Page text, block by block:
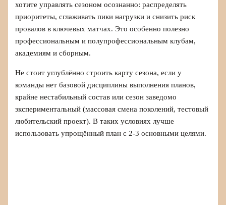
хотите управлять сезоном осознанно: распределять
приоритеты, сглаживать пики нагрузки и снизить риск
провалов в ключевых матчах. Это особенно полезно
профессиональным и полупрофессиональным клубам,
академиям и сборным.
Не стоит углублённо строить карту сезона, если у
команды нет базовой дисциплины выполнения планов,
крайне нестабильный состав или сезон заведомо
экспериментальный (массовая смена поколений, тестовый
любительский проект). В таких условиях лучше
использовать упрощённый план с 2-3 основными целями.